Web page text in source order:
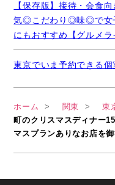
【保存版】接待・会食
気◎こだわり◎味◎で女
にもおすすめ【グルメラ
東京でいま予約できる個
ホーム 関東 東
町のクリスマスディナー
マスプランありなお店を